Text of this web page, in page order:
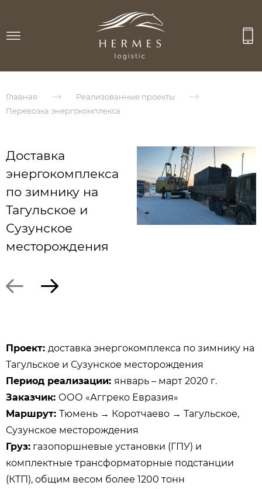
Главная
Реализованные проекты
Перевозка энергокомплекса
Доставка
энергокомплекса
по зимнику на
Тагульское и
Сузунское
месторождения
Проект: доставка энергокомплекса по зимнику на
Тагульское и Сузунское месторождения
Период реализации: январь – март 2020 г.
Заказчик: ООО «Аггреко Евразия»
Маршрут: Тюмень → Коротчаево → Тагульское,
Сузунское месторождения
Груз: газопоршневые установки (ГПУ) и
комплектные трансформаторные подстанции
(КТП), общим весом более 1200 тонн